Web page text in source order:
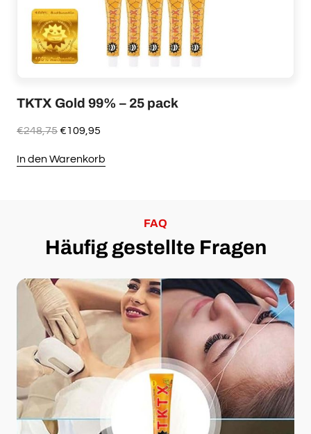
TKTX Gold 99% – 25 pack
€248,75Ursprünglicher
war:
€109,95
ist:
In den Warenkorb
FAQ
Häufig gestellte Fragen